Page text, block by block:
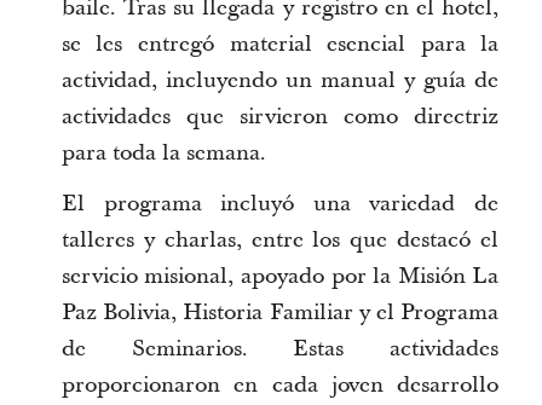
baile. Tras su llegada y registro en el hotel,
se les entregó material esencial para la
actividad, incluyendo un manual y guía de
actividades que sirvieron como directriz
para toda la semana.
El programa incluyó una variedad de
talleres y charlas, entre los que destacó el
servicio misional, apoyado por la Misión La
Paz Bolivia, Historia Familiar y el Programa
de Seminarios. Estas actividades
proporcionaron en cada joven desarrollo